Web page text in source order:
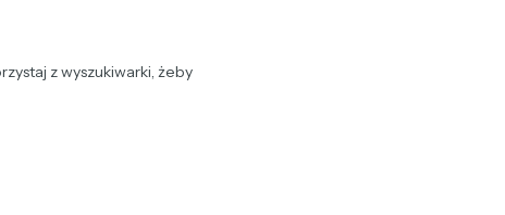
z wyszukiwarki, żeby